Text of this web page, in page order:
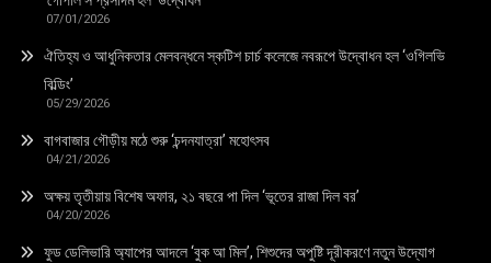
07/01/2026
ঐতিহ্য ও আধুনিকতার মেলবন্ধনে স্কটিশ চার্চ কলেজে নবরূপে উদ্বোধন হল ‘ওগিলভি
বিল্ডিং’
05/29/2026
বাগবাজার গৌড়ীয় মঠে শুরু ‘চন্দনযাত্রা’ মহোৎসব
04/21/2026
অক্ষয় তৃতীয়ায় বিশেষ অফার, ২১ বছরে পা দিল ‘ভূতের রাজা দিল বর’
04/20/2026
ফুড ডেলিভারি অ্যাপের আদলে ‘বুক আ মিল’, শিশুদের অপুষ্টি দূরীকরণে নতুন উদ্যোগ